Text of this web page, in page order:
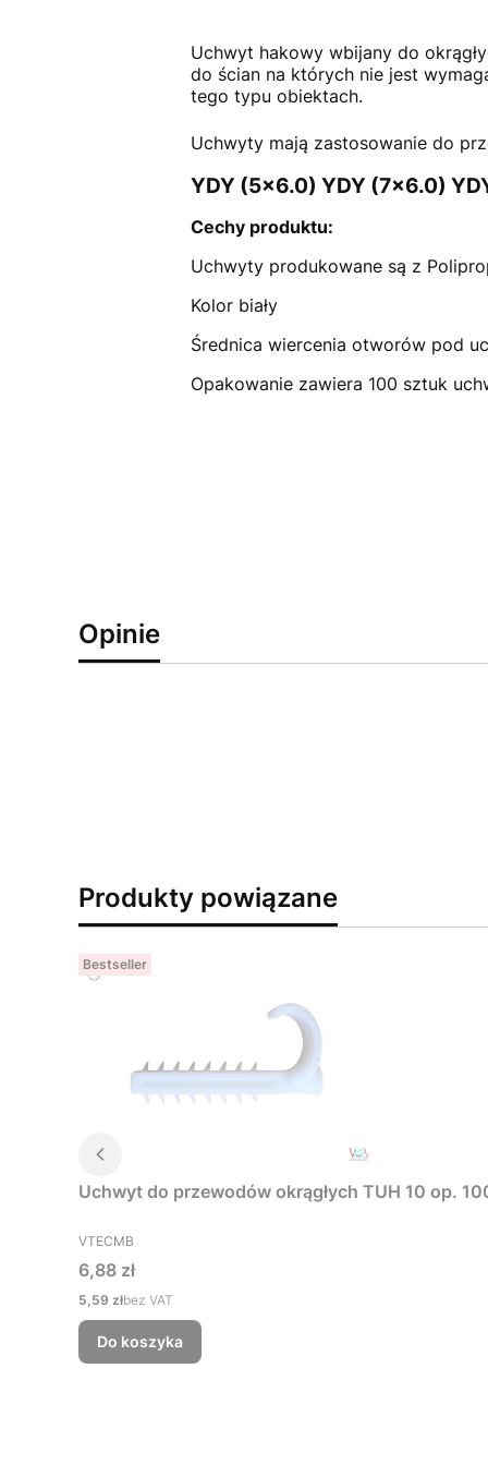
Uchwyt hakowy wbijany do
do ścian na których nie jest
tego typu
Uchwyty mają zastosowanie do
YDY (5x6.0) YDY (7x6.0)
Cechy produktu:
Uchwyty produkowane są z
Kolor biały
Średnica wiercenia otworów pod
Opakowanie zawiera 100 sztuk
Opinie
Produkty powiązane
Bestseller
Uchwyt do przewodów okrągłych TUH 10 op.
PRODUCENT
VTECMB
Cena
6,88 zł
Cena
5,59 złbez VAT
Do koszyka